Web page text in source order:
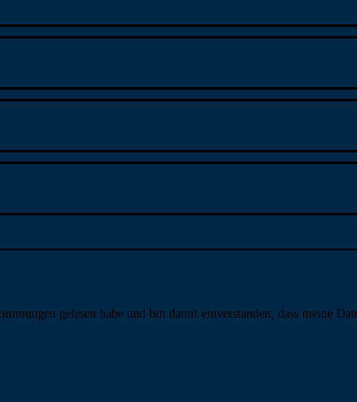
gelesen habe und bin damit ein­ver­standen, dass meine